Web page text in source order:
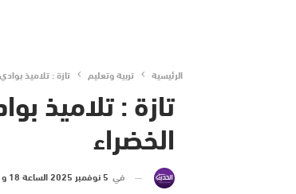
الرئيسية تربية وتعليم تازة : تلاميذ
تازة : تلاميذ
الخضراء
في 5 نوفمبر 2025 الساعة 18 و 44 دقيقة